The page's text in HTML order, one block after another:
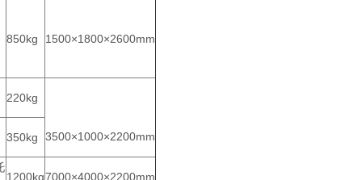
850kg 1500×1800×2600mm
220kg
3500×1000×2200mm
350kg
1200kg7000×4000×2200mm